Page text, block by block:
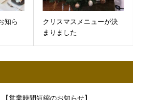
知ら
クリスマスメニューが決
まりました
【営業時間短縮のお知らせ】